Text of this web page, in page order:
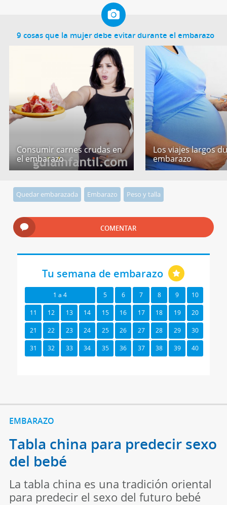
9 cosas que la mujer debe evitar durante el embarazo
Consumir carnes crudas en
el embarazo
Los viajes largos
embarazo
Quedar embarazada Embarazo Peso y talla
COMENTAR
Tu semana de embarazo
1 a 4 5 6 7 8 9 10
11 12 13 14 15 16 17 18 19 20
21 22 23 24 25 26 27 28 29 30
31 32 33 34 35 36 37 38 39 40
EMBARAZO
Tabla china para predecir sexo
del bebé
La tabla china es una tradición oriental
para predecir el sexo del futuro bebé